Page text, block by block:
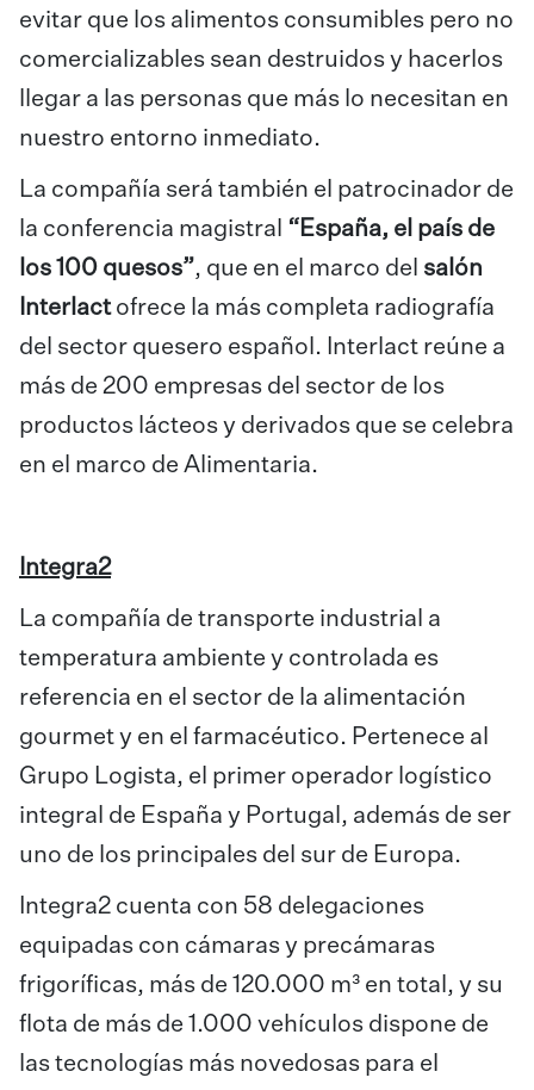
evitar que los alimentos consumibles pero no
comercializables sean destruidos y hacerlos
llegar a las personas que más lo necesitan en
nuestro entorno inmediato.
La compañía será también el patrocinador de
la conferencia magistral “España, el país de
los 100 quesos”, que en el marco del salón
Interlactofrece la más completa radiografía
del sector quesero español. Interlact reúne a
más de 200 empresas del sector de los
productos lácteos y derivados que se celebra
en el marco de Alimentaria.
Integra2
La compañía de transporte industrial a
temperatura ambiente y controlada es
referencia en el sector de la alimentación
gourmet y en el farmacéutico. Pertenece al
Grupo Logista, el primer operador logístico
integral de España y Portugal, además de ser
uno de los principales del sur de Europa.
Integra2 cuenta con 58 delegaciones
equipadas con cámaras y precámaras
frigoríficas, más de 120.000 m³ en total, y su
flota de más de 1.000 vehículos dispone de
las tecnologías más novedosas para el